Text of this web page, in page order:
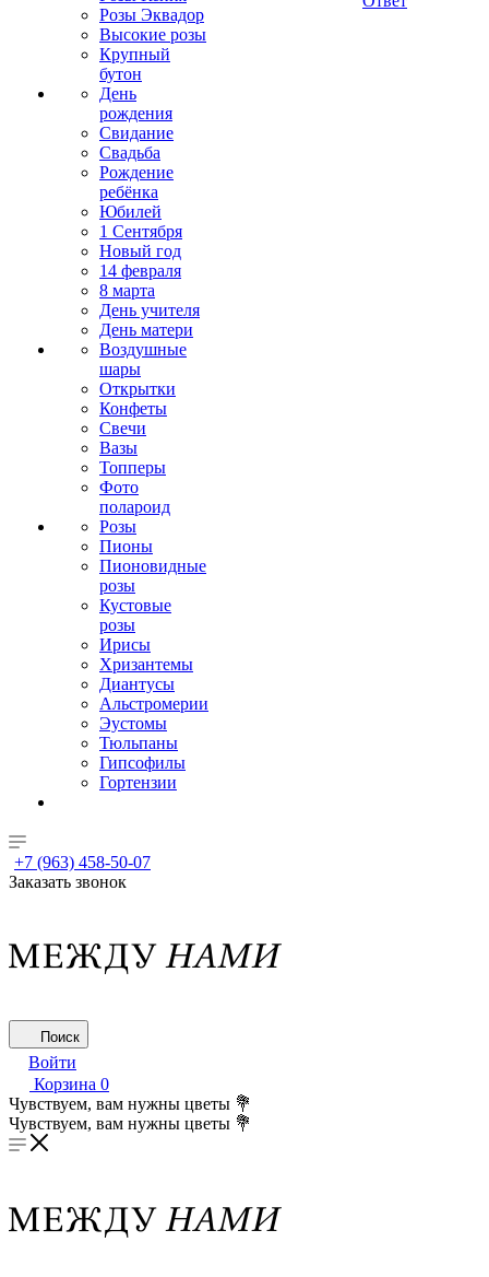
Розы Эквадор
Высокие розы
Крупный
бутон
День
рождения
Свидание
Свадьба
Рождение
ребёнка
Юбилей
1 Сентября
Новый год
14 февраля
8 марта
День учителя
День матери
Воздушные
шары
Открытки
Конфеты
Свечи
Вазы
Топперы
Фото
полароид
Розы
Пионы
Пионовидные
розы
Кустовые
розы
Ирисы
Хризантемы
Диантусы
Альстромерии
Эустомы
Тюльпаны
Гипсофилы
Гортензии
+7 (963) 458-50-07
Заказать звонок
Поиск
Войти
Корзина 0
Чувствуем, вам нужны цветы 💐
Чувствуем, вам нужны цветы 💐